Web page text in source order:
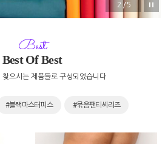
2/5
Best
Best Of Best
찾으시는 제품들로 구성되었습니다
#블랙마스터피스 #묶음팬티씨리즈